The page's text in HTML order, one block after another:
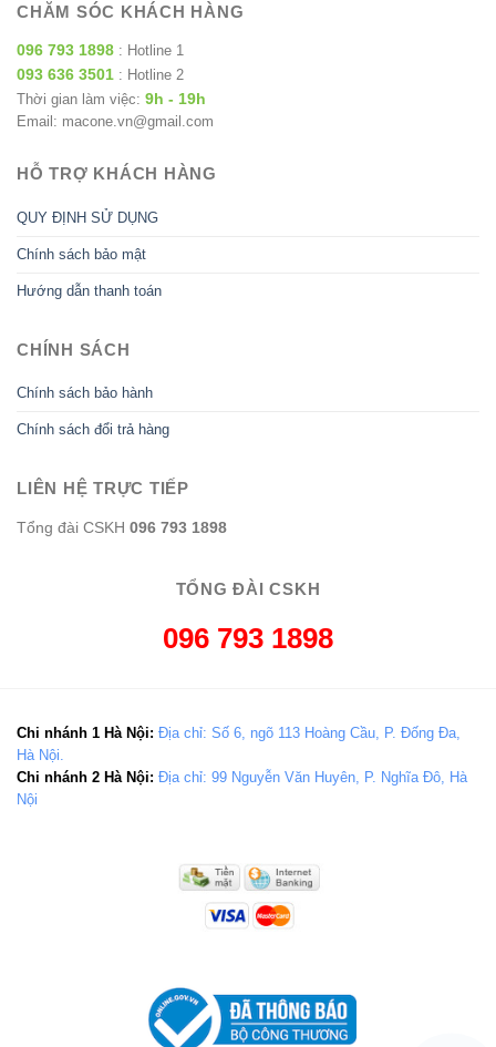
CHĂM SÓC KHÁCH HÀNG
096 793 1898 : Hotline 1
093 636 3501 : Hotline 2
Thời gian làm việc: 9h - 19h
Email: macone.vn@gmail.com
HỖ TRỢ KHÁCH HÀNG
QUY ĐỊNH SỬ DỤNG
Chính sách bảo mật
Hướng dẫn thanh toán
CHÍNH SÁCH
Chính sách bảo hành
Chính sách đổi trả hàng
LIÊN HỆ TRỰC TIẾP
Tổng đài CSKH 096 793 1898
TỔNG ĐÀI CSKH
096 793 1898
Chi nhánh 1 Hà Nội: Địa chỉ: Số 6, ngõ 113 Hoàng Cầu, P. Đống Đa,
Hà Nội.
Chi nhánh 2 Hà Nội: Địa chỉ: 99 Nguyễn Văn Huyên, P. Nghĩa Đô, Hà
Nội